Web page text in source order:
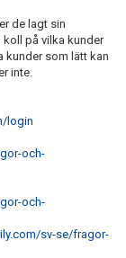
de lagt sin
koll på vilka kunder
kunder som lätt kan
inte.
login
och-
och-
sv-se/fragor-